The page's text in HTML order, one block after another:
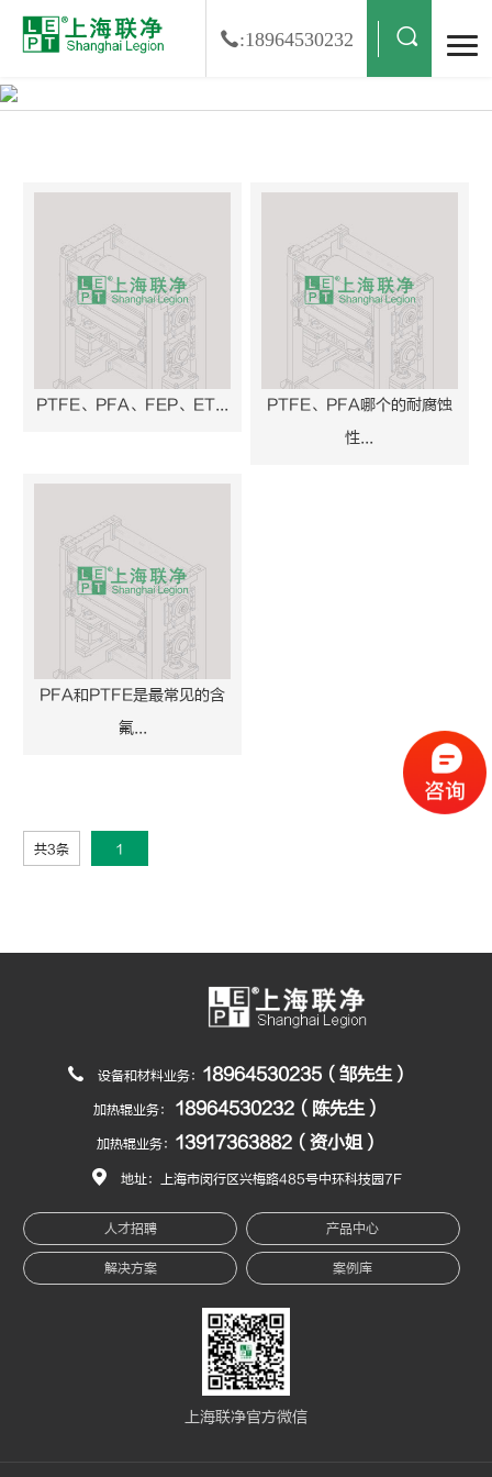
:18964530232
PTFE、PFA、FEP、ET...
PTFE、PFA哪个的耐腐蚀
性...
PFA和PTFE是最常见的含
氟...
共3条 1
设备和材料业务： 18964530235（邹先生）
加热辊业务： 18964530232（陈先生）
加热辊业务： 13917363882（资小姐）
地址：上海市闵行区兴梅路485号中环科技园7F
人才招聘 产品中心
解决方案 案例库
上海联净官方微信